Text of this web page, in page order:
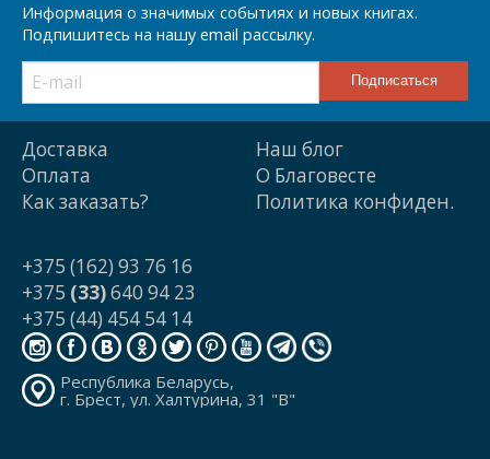
Информация о значимых событиях и новых книгах.
Подпишитесь на нашу email рассылку.
Доставка
Оплата
Как заказать?
Наш блог
О Благовесте
Политика конфиден.
+375 (162) 93 76 16
+375 (33)640 94 23
+375 (44) 454 54 14
Республика Беларусь,
г. Брест, ул. Халтурина, 31 "В"